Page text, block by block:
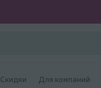
Скидки Для компаний